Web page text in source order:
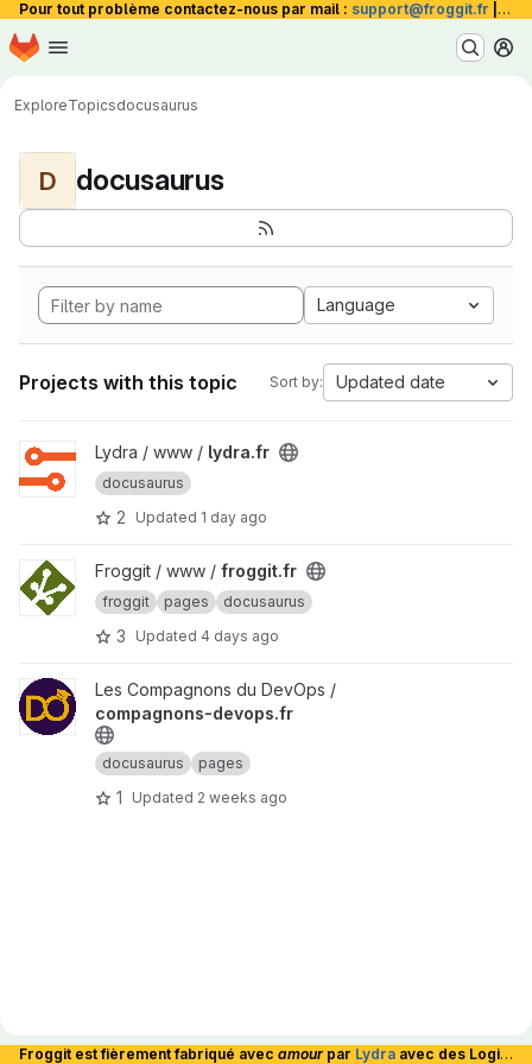
Pour tout problème contactez-nous par mail : support@froggit.fr La
Skip to main content
Homepage
ExploreTopicsdocusaurus
D docusaurus
Language
Projects with this topic Sort by: Updated date
View lydra.fr project
Lydra / www / lydra.fr
docusaurus
2 Updated 1 day ago
View froggit.fr project
Froggit / www / froggit.fr
froggit pages docusaurus
3 Updated 4 days ago
View compagnons-devops.fr project
Les Compagnons du DevOps /
compagnons-devops.fr
docusaurus pages
1 Updated 2 weeks ago
Froggit est fièrement fabriqué avec amour par Lydra avec des Logiciels Libres et hébergé en